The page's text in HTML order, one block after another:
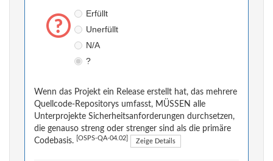
Erfüllt
Unerfüllt
N/A
?
Wenn das Projekt ein Release erstellt hat, das mehrere
Quellcode-Repositorys umfasst, MÜSSEN alle
Unterprojekte Sicherheitsanforderungen durchsetzen,
die genauso streng oder strenger sind als die primäre
Codebasis.
[OSPS-QA-04.02] Zeige Details